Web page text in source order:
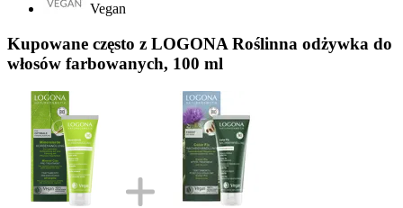
Vegan
Kupowane często z LOGONA Roślinna odżywka do
włosów farbowanych, 100 ml